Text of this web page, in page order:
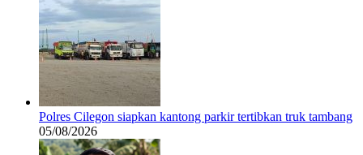
Polres Cilegon siapkan kantong parkir tertibkan truk tambang
05/08/2026